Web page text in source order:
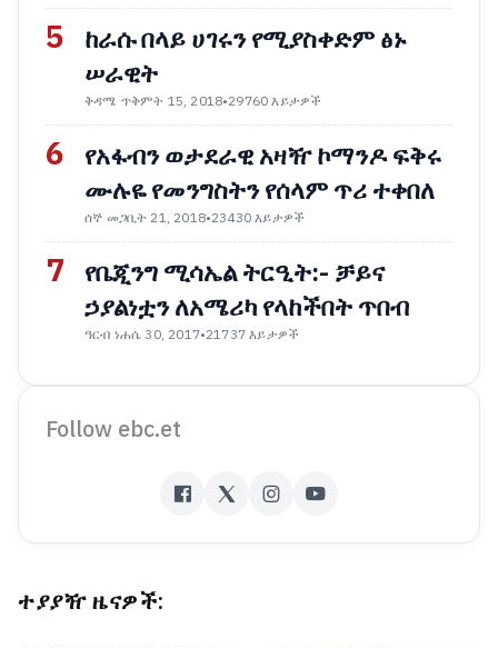
5
ከራሱ በላይ ሀገሩን የሚያስቀድም ፅኑ
ሠራዊት
ቅዳሜ ጥቅምት 15, 2018•29760 እይታዎች
6
የአፋብን ወታደራዊ አዛዥ ኮማንዶ ፍቅሩ
ሙሉዬ የመንግስትን የሰላም ጥሪ ተቀበለ
ሰኞ መጋቢት 21, 2018•23430 እይታዎች
7
የቤጂንግ ሚሳኤል ትርዒት:- ቻይና
ኃያልነቷን ለአሜሪካ የላከችበት ጥበብ
ዓርብ ነሐሴ 30, 2017•21737 እይታዎች
Follow ebc.et
ተያያዥ ዜናዎች: